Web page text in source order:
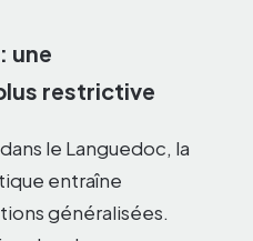
une
restrictive
le Languedoc, la
entraîne
généralisées.